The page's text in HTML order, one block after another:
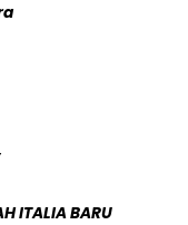
ITALIA BARU